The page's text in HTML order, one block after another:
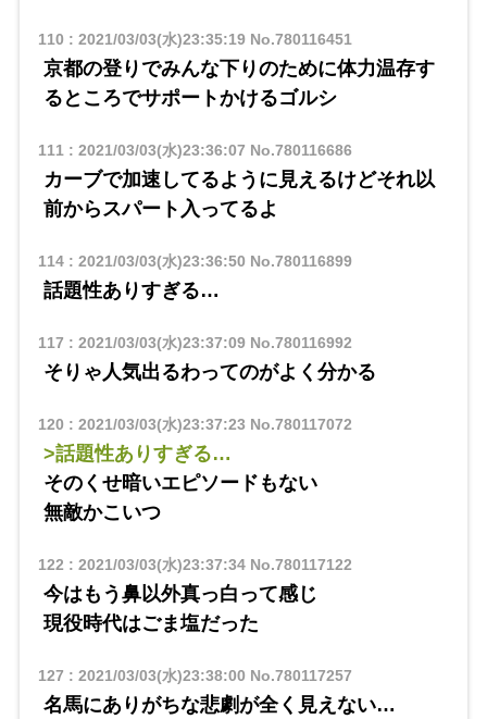
110 : 2021/03/03(水)23:35:19No.780116451
京都の登りでみんな下りのために体力温存す
るところでサポートかけるゴルシ
111 : 2021/03/03(水)23:36:07 No.780116686
カーブで加速してるように見えるけどそれ以
前からスパート入ってるよ
114: 2021/03/03(水)23:36:50 No.780116899
話題性ありすぎる…
117 : 2021/03/03(水)23:37:09No.780116992
そりゃ人気出るわってのがよく分かる
120 : 2021/03/03(水)23:37:23 No.780117072
>話題性ありすぎる…
そのくせ暗いエピソードもない
無敵かこいつ
122 : 2021/03/03(水)23:37:34No.780117122
今はもう鼻以外真っ白って感じ
現役時代はごま塩だった
127 : 2021/03/03(水)23:38:00 No.780117257
名馬にありがちな悲劇が全く見えない…